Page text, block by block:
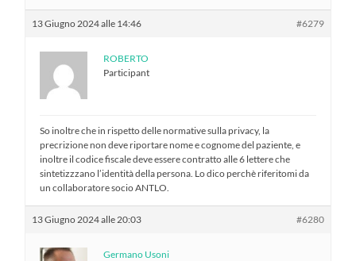
13 Giugno 2024 alle 14:46 #6279
ROBERTO
Participant
So inoltre che in rispetto delle normative sulla privacy, la
precrizione non deve riportare nome e cognome del paziente, e
inoltre il codice fiscale deve essere contratto alle 6 lettere che
sintetizzzano l’identità della persona. Lo dico perchè riferitomi da
un collaboratore socio ANTLO.
13 Giugno 2024 alle 20:03 #6280
Germano Usoni